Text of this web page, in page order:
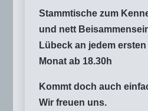
Stammtische zum
und nett
Lübeck an jedem
Monat ab 18.30h
Kommt doch auch
Wir freuen uns.